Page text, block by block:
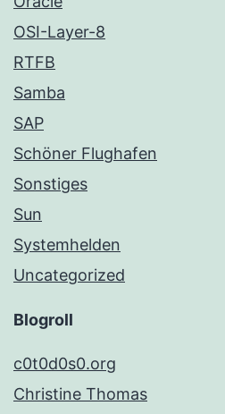
OSI-Layer-8
RTFB
Samba
SAP
Schöner Flughafen
Sonstiges
Sun
Systemhelden
Uncategorized
Blogroll
c0t0d0s0.org
Christine Thomas